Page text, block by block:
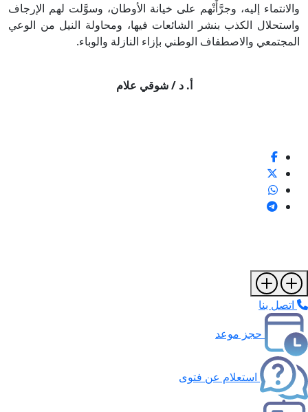
والانتماء إليه، وجرَّأَتْهم على خيانة الأوطان، وسوَّلت لهم الإرجاف
واستحلال الكذب بنشر الشائعات فيها، ومحاولة النيل من الوعي
المجتمعي والاصطفاف الوطني بإزاء النازلة والوباء.
أ. د / شوقي علام
اتصل بنا
حجز موعد
استعلام عن فتوى